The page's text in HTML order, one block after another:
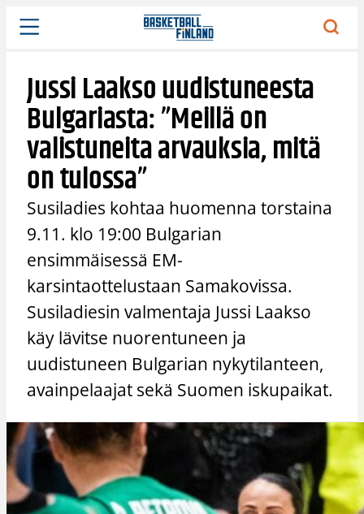
Siirry
sisältöön
Jussi Laakso uudistuneesta
Bulgariasta: ”Meillä on
valistuneita arvauksia, mitä
on tulossa”
Susiladies kohtaa huomenna torstaina
9.11. klo 19:00 Bulgarian
ensimmäisessä EM-
karsintaottelustaan Samakovissa.
Susiladiesin valmentaja Jussi Laakso
käy lävitse nuorentuneen ja
uudistuneen Bulgarian nykytilanteen,
avainpelaajat sekä Suomen iskupaikat.